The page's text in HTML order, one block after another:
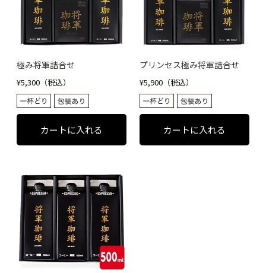
極み将軍詰合せ
¥5,300（税込）
プリンセス極み将軍詰合せ
¥5,900（税込）